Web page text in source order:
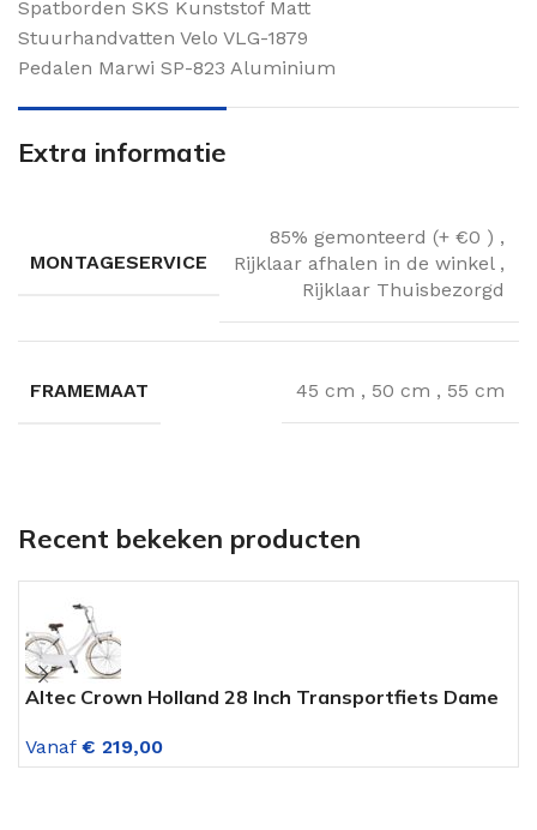
Spatborden SKS Kunststof Matt
Stuurhandvatten Velo VLG-1879
Pedalen Marwi SP-823 Aluminium
Extra informatie
MONTAGESERVICE
85% gemonteerd (+ €0 ) ,
Rijklaar afhalen in de winkel ,
Rijklaar Thuisbezorgd
FRAMEMAAT 45 cm , 50 cm , 55 cm
Recent bekeken producten
Altec Crown Holland 28 Inch Transportfiets Dame
Vanaf € 219,00